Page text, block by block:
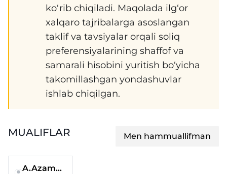
ko‘rib chiqiladi. Maqolada ilg‘or
xalqaro tajribalarga asoslangan
taklif va tavsiyalar orqali soliq
preferensiyalarining shaffof va
samarali hisobini yuritish bo‘yicha
takomillashgan yondashuvlar
ishlab chiqilgan.
MUALIFLAR Men hammuallifman
A.Azamova